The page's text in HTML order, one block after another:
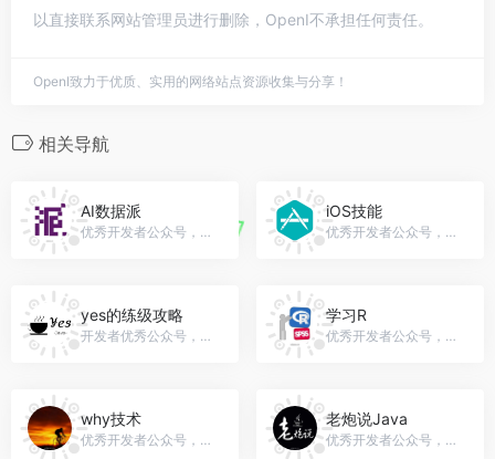
以直接联系网站管理员进行删除，OpenI不承担任何责任。
OpenI致力于优质、实用的网络站点资源收集与分享！
相关导航
AI数据派
优秀开发者公众号，微信号：datapi
iOS技能
优秀开发者公众号，微信号：gh_fa6b4fb5597c
yes的练级攻略
开发者优秀公众号，微信号：yes_java
学习R
优秀开发者公众号，微信号：r-statistics
why技术
优秀开发者公众号，微信号：hello_hi_why
老炮说Java
优秀开发者公众号，微信号：laopaojava